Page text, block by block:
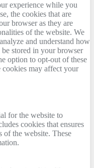
experience while you
the cookies that are
browser as they are
of the website. We
and understand how
stored in your browser
option to opt-out of these
may affect your
for the website to
cookies that ensures
of the website. These